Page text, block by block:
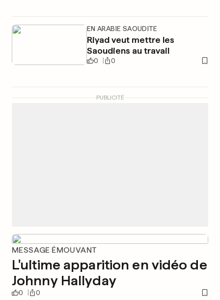
EN ARABIE SAOUDITE
Riyad veut mettre les
Saoudiens au travail
0 0
PUBLICITÉ
MESSAGE ÉMOUVANT
L'ultime apparition en vidéo de
Johnny Hallyday
0 0